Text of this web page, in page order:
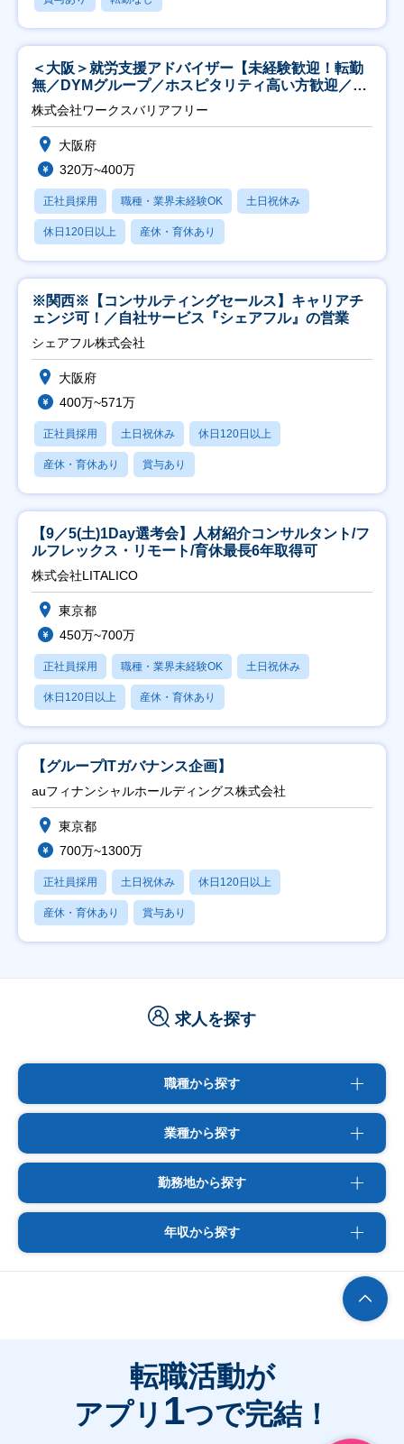
＜大阪＞就労支援アドバイザー【未経験歓迎！転勤
無／DYMグループ／ホスピタリティ高い方歓迎／土
日祝】
株式会社ワークスバリアフリー
大阪府
320万~400万
正社員採用 職種・業界未経験OK 土日祝休み
休日120日以上 産休・育休あり
※関西※【コンサルティングセールス】キャリアチ
ェンジ可！／自社サービス『シェアフル』の営業
シェアフル株式会社
大阪府
400万~571万
正社員採用 土日祝休み 休日120日以上
産休・育休あり 賞与あり
【9／5(土)1Day選考会】人材紹介コンサルタント/フ
ルフレックス・リモート/育休最長6年取得可
株式会社LITALICO
東京都
450万~700万
正社員採用 職種・業界未経験OK 土日祝休み
休日120日以上 産休・育休あり
【グループITガバナンス企画】
auフィナンシャルホールディングス株式会社
東京都
700万~1300万
正社員採用 土日祝休み 休日120日以上
産休・育休あり 賞与あり
求人を探す
職種から探す
業種から探す
勤務地から探す
年収から探す
転職活動が
アプリ 1つで完結！